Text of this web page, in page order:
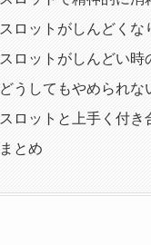
スロットがしんどくな
スロットがしんどい時
どうしてもやめられ
スロットと上手く付き
まとめ